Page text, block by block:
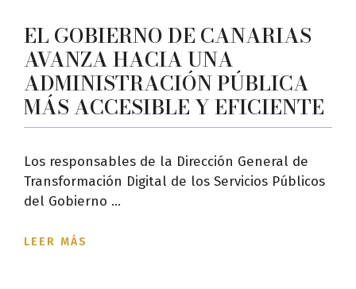
EL GOBIERNO DE CANARIAS
AVANZA HACIA UNA
ADMINISTRACIÓN PÚBLICA
MÁS ACCESIBLE Y EFICIENTE
Los responsables de la Dirección General de
Transformación Digital de los Servicios Públicos
del Gobierno ...
LEER MÁS